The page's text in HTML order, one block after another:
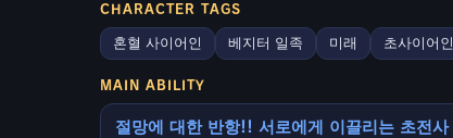
CHARACTER TAGS
혼혈 사이어인 베지터 일족 미래 초사이어인
MAIN ABILITY
절망에 대한 반항!! 서로에게 이끌리는 초전사